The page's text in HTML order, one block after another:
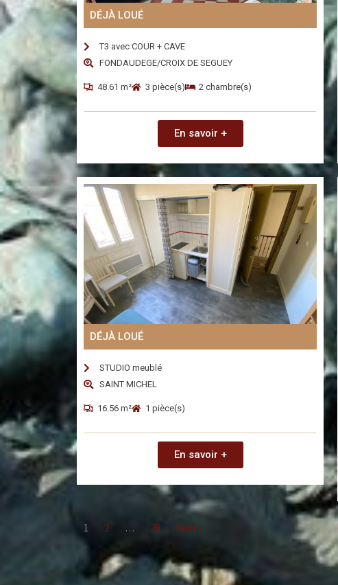
DÉJÀ LOUÉ
T3 avec COUR + CAVE
FONDAUDEGE/CROIX DE SEGUEY
48.61 m² 3 pièce(s) 2 chambre(s)
En savoir +
DÉJÀ LOUÉ
STUDIO meublé
SAINT MICHEL
16.56 m² 1 pièce(s)
En savoir +
1 2 … 28 Next »